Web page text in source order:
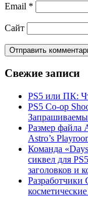
Email *
Сайт
Свежие записи
PS5 или ПК:
PS5 Co-op
Размер файла
Astro’s
Команда
сиквел для
заголовков и
Разработчики